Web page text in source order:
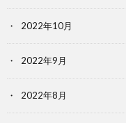
2022年10月
2022年9月
2022年8月